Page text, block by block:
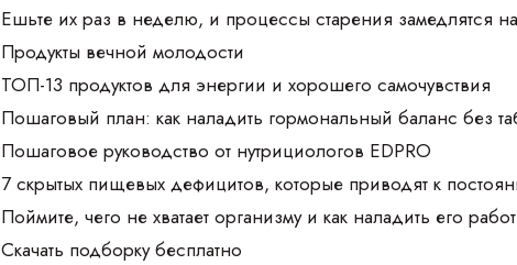
Ешьте их раз в неделю, и процессы старения замедлятся
Продукты вечной молодости
ТОП-13 продуктов для энергии и хорошего самочувствия
Пошаговый план: как наладить гормональный баланс без
Пошаговое руководство от нутрициологов EDPRO
7 скрытых пищевых дефицитов, которые приводят к
Поймите, чего не хватает организму и как наладить его
Скачать подборку бесплатно